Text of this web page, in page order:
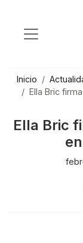
contenido
Inicio
Ella Bric
Ella Bric